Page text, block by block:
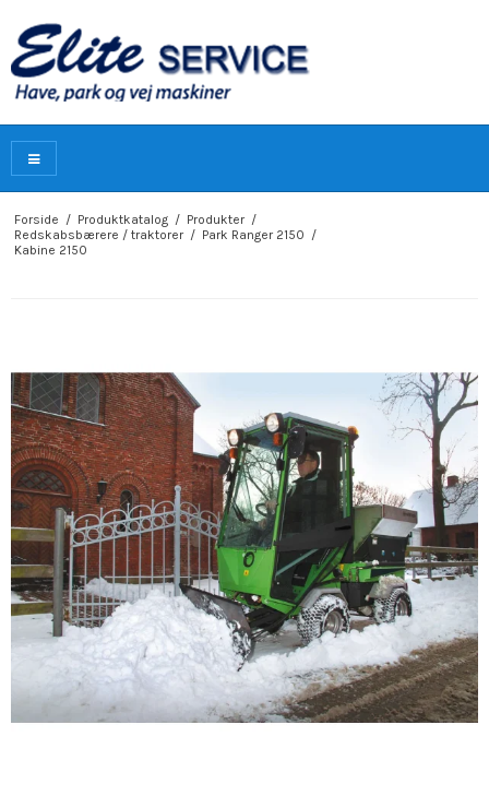
Forside / Produktkatalog / Produkter /
Redskabsbærere / traktorer / Park Ranger 2150 /
Kabine 2150